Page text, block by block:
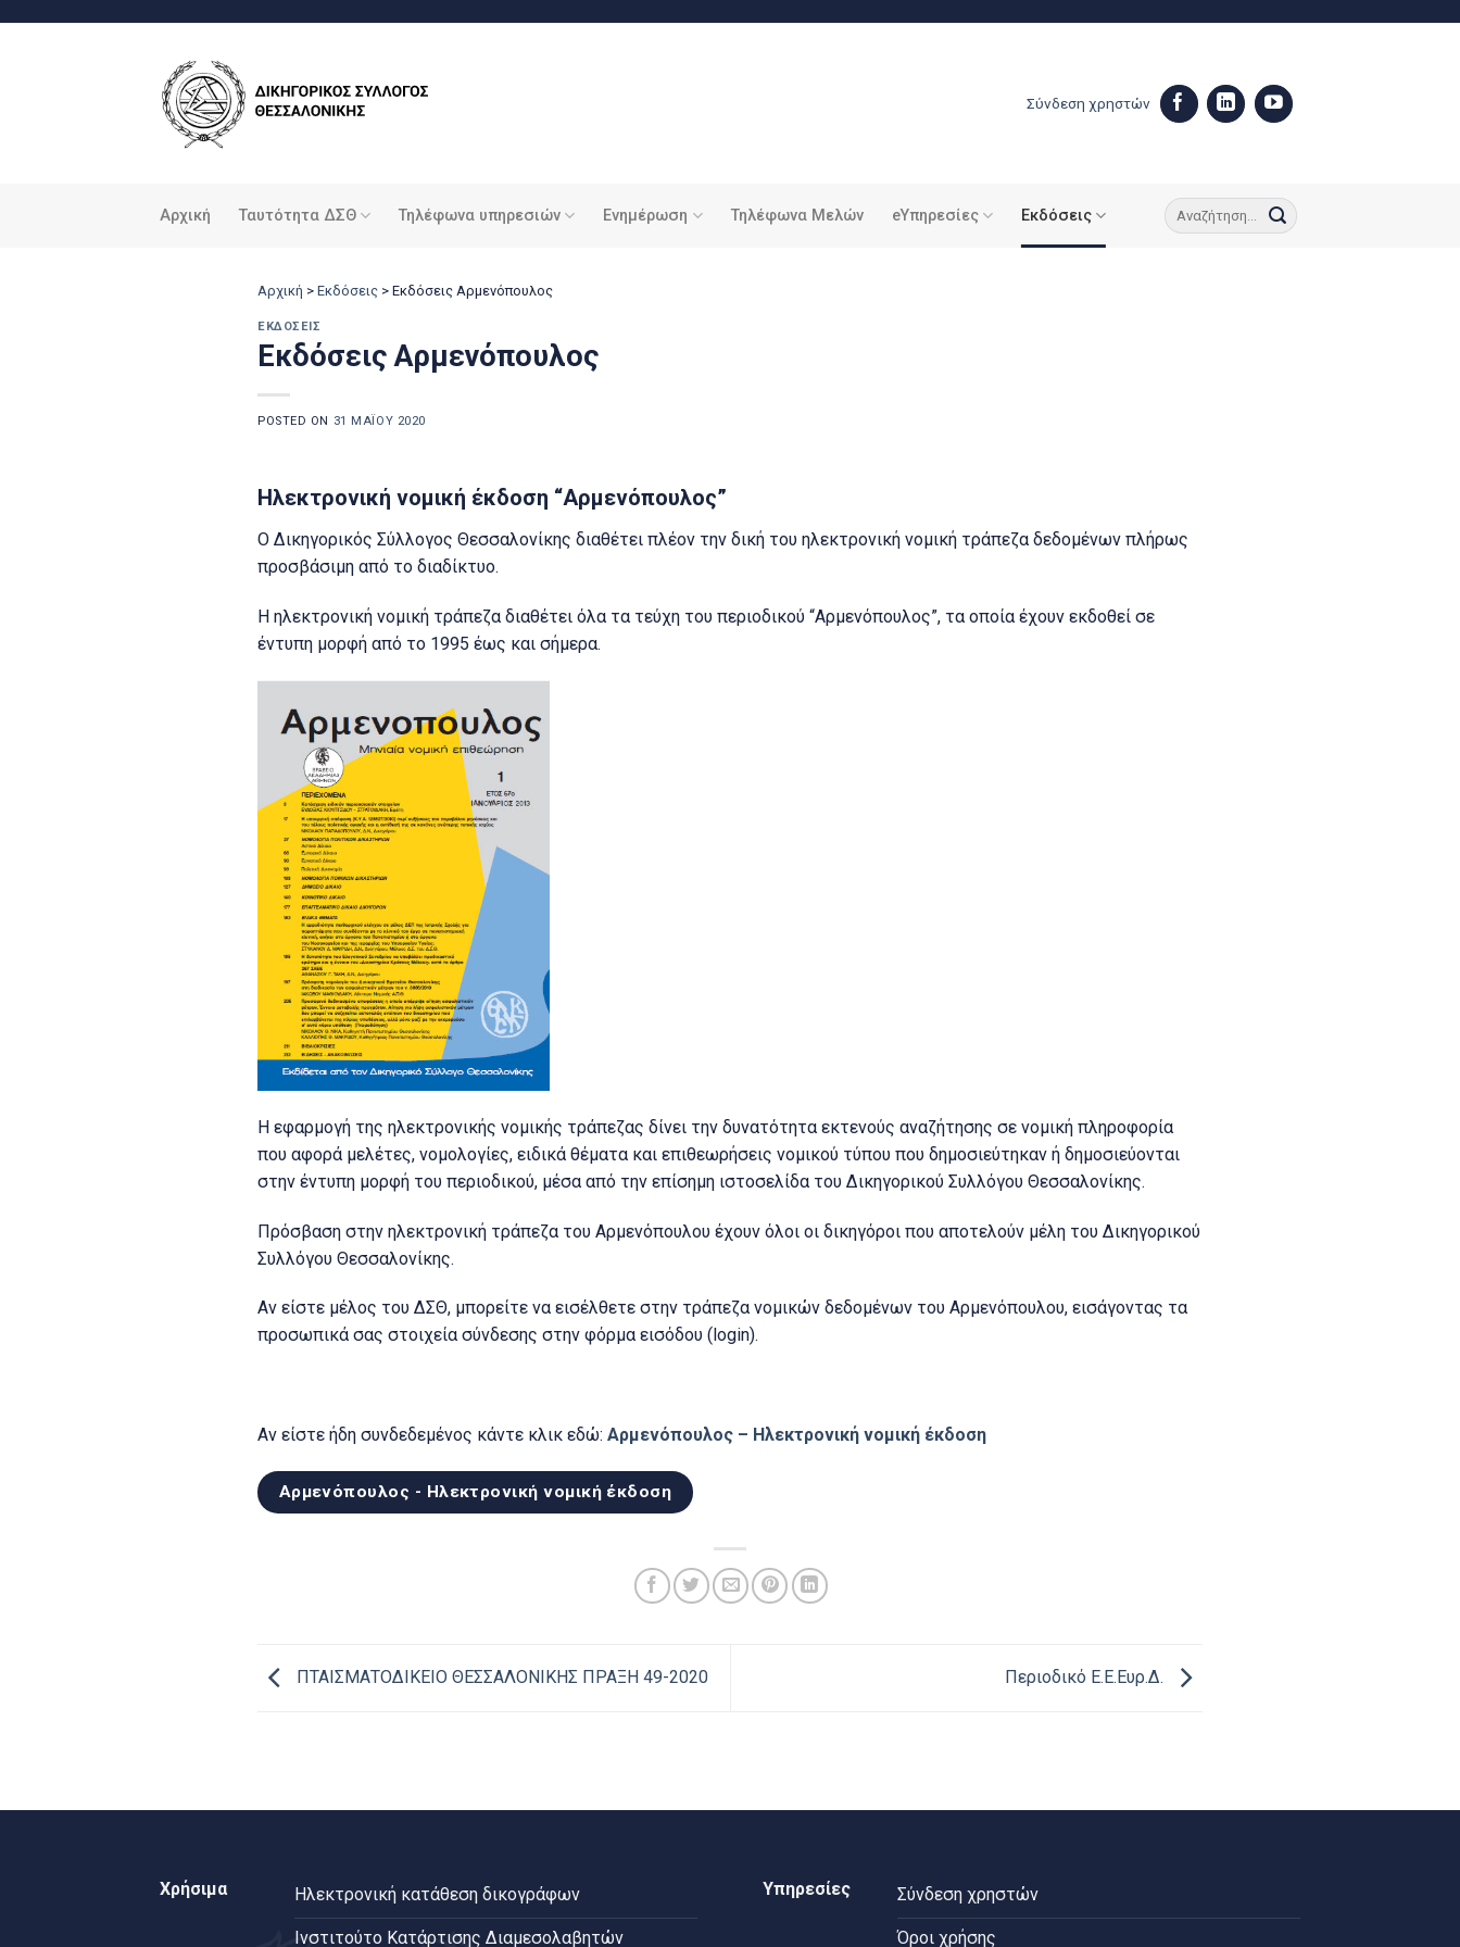
Σύνδεση χρηστών
Αρχική Ταυτότητα ΔΣΘ Τηλέφωνα υπηρεσιών Ενημέρωση Τηλέφωνα Μελών eΥπηρεσίες Εκδόσεις
Αρχική > Εκδόσεις > Εκδόσεις Αρμενόπουλος
ΕΚΔΌΣΕΙΣ
Εκδόσεις Αρμενόπουλος
POSTED ON 31 ΜΑΪ́ΟΥ 2020
Ηλεκτρονική νομική έκδοση “Αρμενόπουλος”
Ο Δικηγορικός Σύλλογος Θεσσαλονίκης διαθέτει πλέον την δική του ηλεκτρονική νομική τράπεζα δεδομένων πλήρως
προσβάσιμη από το διαδίκτυο.
Η ηλεκτρονική νομική τράπεζα διαθέτει όλα τα τεύχη του περιοδικού “Αρμενόπουλος”, τα οποία έχουν εκδοθεί σε
έντυπη μορφή από το 1995 έως και σήμερα.
Η εφαρμογή της ηλεκτρονικής νομικής τράπεζας δίνει την δυνατότητα εκτενούς αναζήτησης σε νομική πληροφορία
που αφορά μελέτες, νομολογίες, ειδικά θέματα και επιθεωρήσεις νομικού τύπου που δημοσιεύτηκαν ή δημοσιεύονται
στην έντυπη μορφή του περιοδικού, μέσα από την επίσημη ιστοσελίδα του Δικηγορικού Συλλόγου Θεσσαλονίκης.
Πρόσβαση στην ηλεκτρονική τράπεζα του Αρμενόπουλου έχουν όλοι οι δικηγόροι που αποτελούν μέλη του Δικηγορικού
Συλλόγου Θεσσαλονίκης.
Αν είστε μέλος του ΔΣΘ, μπορείτε να εισέλθετε στην τράπεζα νομικών δεδομένων του Αρμενόπουλου, εισάγοντας τα
προσωπικά σας στοιχεία σύνδεσης στην φόρμα εισόδου (login).
Αν είστε ήδη συνδεδεμένος κάντε κλικ εδώ: Αρμενόπουλος – Ηλεκτρονική νομική έκδοση
Αρμενόπουλος - Ηλεκτρονική νομική έκδοση
ΠΤΑΙΣΜΑΤΟΔΙΚΕΙΟ ΘΕΣΣΑΛΟΝΙΚΗΣ ΠΡΑΞΗ 49-2020 Περιοδικό Ε.Ε.Ευρ.Δ.
Χρήσιμα Ηλεκτρονική κατάθεση δικογράφων
Ινστιτούτο Κατάρτισης Διαμεσολαβητών
Υπηρεσίες Σύνδεση χρηστών
Όροι χρήσης